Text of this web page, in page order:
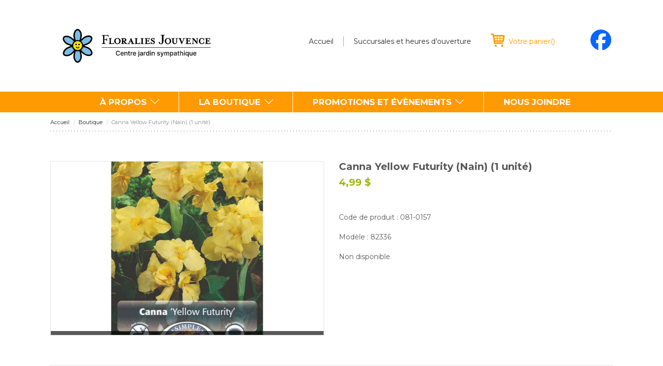
Accueil Succursales et heures d’ouverture Votre panier()
À PROPOS LA BOUTIQUE PROMOTIONS ET ÉVÈNEMENTS NOUS JOINDRE
Accueil Boutique Canna Yellow Futurity (Nain) (1 unité)
Canna Yellow Futurity (Nain) (1 unité)
4,99 $
Code de produit : 081-0157
Modèle : 82336
Non disponible